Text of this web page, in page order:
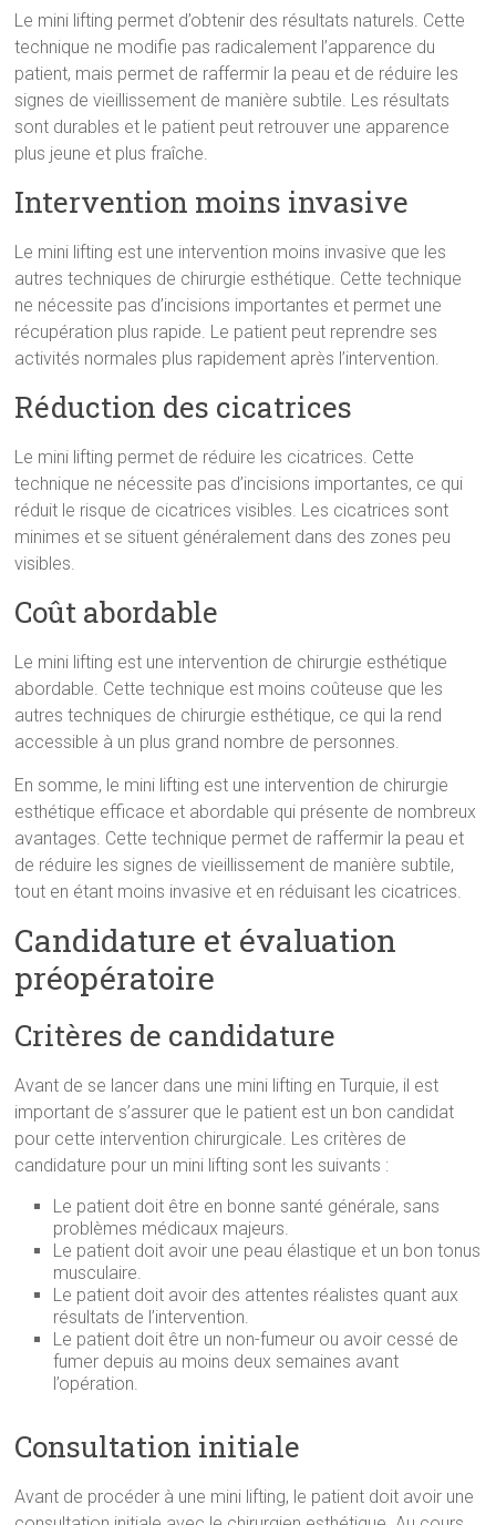
Le mini lifting permet d’obtenir des résultats naturels. Cette
technique ne modifie pas radicalement l’apparence du
patient, mais permet de raffermir la peau et de réduire les
signes de vieillissement de manière subtile. Les résultats
sont durables et le patient peut retrouver une apparence
plus jeune et plus fraîche.
Intervention moins invasive
Le mini lifting est une intervention moins invasive que les
autres techniques de chirurgie esthétique. Cette technique
ne nécessite pas d’incisions importantes et permet une
récupération plus rapide. Le patient peut reprendre ses
activités normales plus rapidement après l’intervention.
Réduction des cicatrices
Le mini lifting permet de réduire les cicatrices. Cette
technique ne nécessite pas d’incisions importantes, ce qui
réduit le risque de cicatrices visibles. Les cicatrices sont
minimes et se situent généralement dans des zones peu
visibles.
Coût abordable
Le mini lifting est une intervention de chirurgie esthétique
abordable. Cette technique est moins coûteuse que les
autres techniques de chirurgie esthétique, ce qui la rend
accessible à un plus grand nombre de personnes.
En somme, le mini lifting est une intervention de chirurgie
esthétique efficace et abordable qui présente de nombreux
avantages. Cette technique permet de raffermir la peau et
de réduire les signes de vieillissement de manière subtile,
tout en étant moins invasive et en réduisant les cicatrices.
Candidature et évaluation
préopératoire
Critères de candidature
Avant de se lancer dans une mini lifting en Turquie, il est
important de s’assurer que le patient est un bon candidat
pour cette intervention chirurgicale. Les critères de
candidature pour un mini lifting sont les suivants :
Le patient doit être en bonne santé générale, sans
problèmes médicaux majeurs.
Le patient doit avoir une peau élastique et un bon tonus
musculaire.
Le patient doit avoir des attentes réalistes quant aux
résultats de l’intervention.
Le patient doit être un non-fumeur ou avoir cessé de
fumer depuis au moins deux semaines avant
l’opération.
Consultation initiale
Avant de procéder à une mini lifting, le patient doit avoir une